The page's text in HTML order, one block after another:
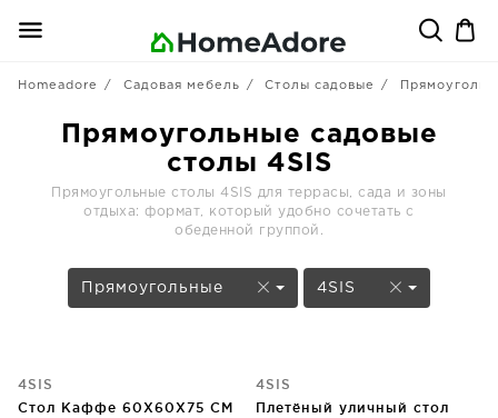
Homeadore Садовая мебель Столы садовые
Прямоугольные садовые
столы 4SIS
Прямоугольные столы 4SIS для террасы, сада и зоны
отдыха: формат, который удобно сочетать с
обеденной группой.
Прямоугольные 4SIS
4SIS
Стол Каффе 60X60X75 CM
4SIS
Плетёный уличный стол